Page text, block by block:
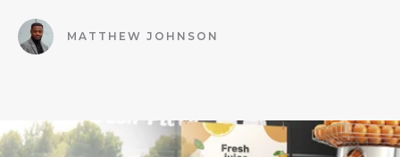
MATTHEW JOHNSON